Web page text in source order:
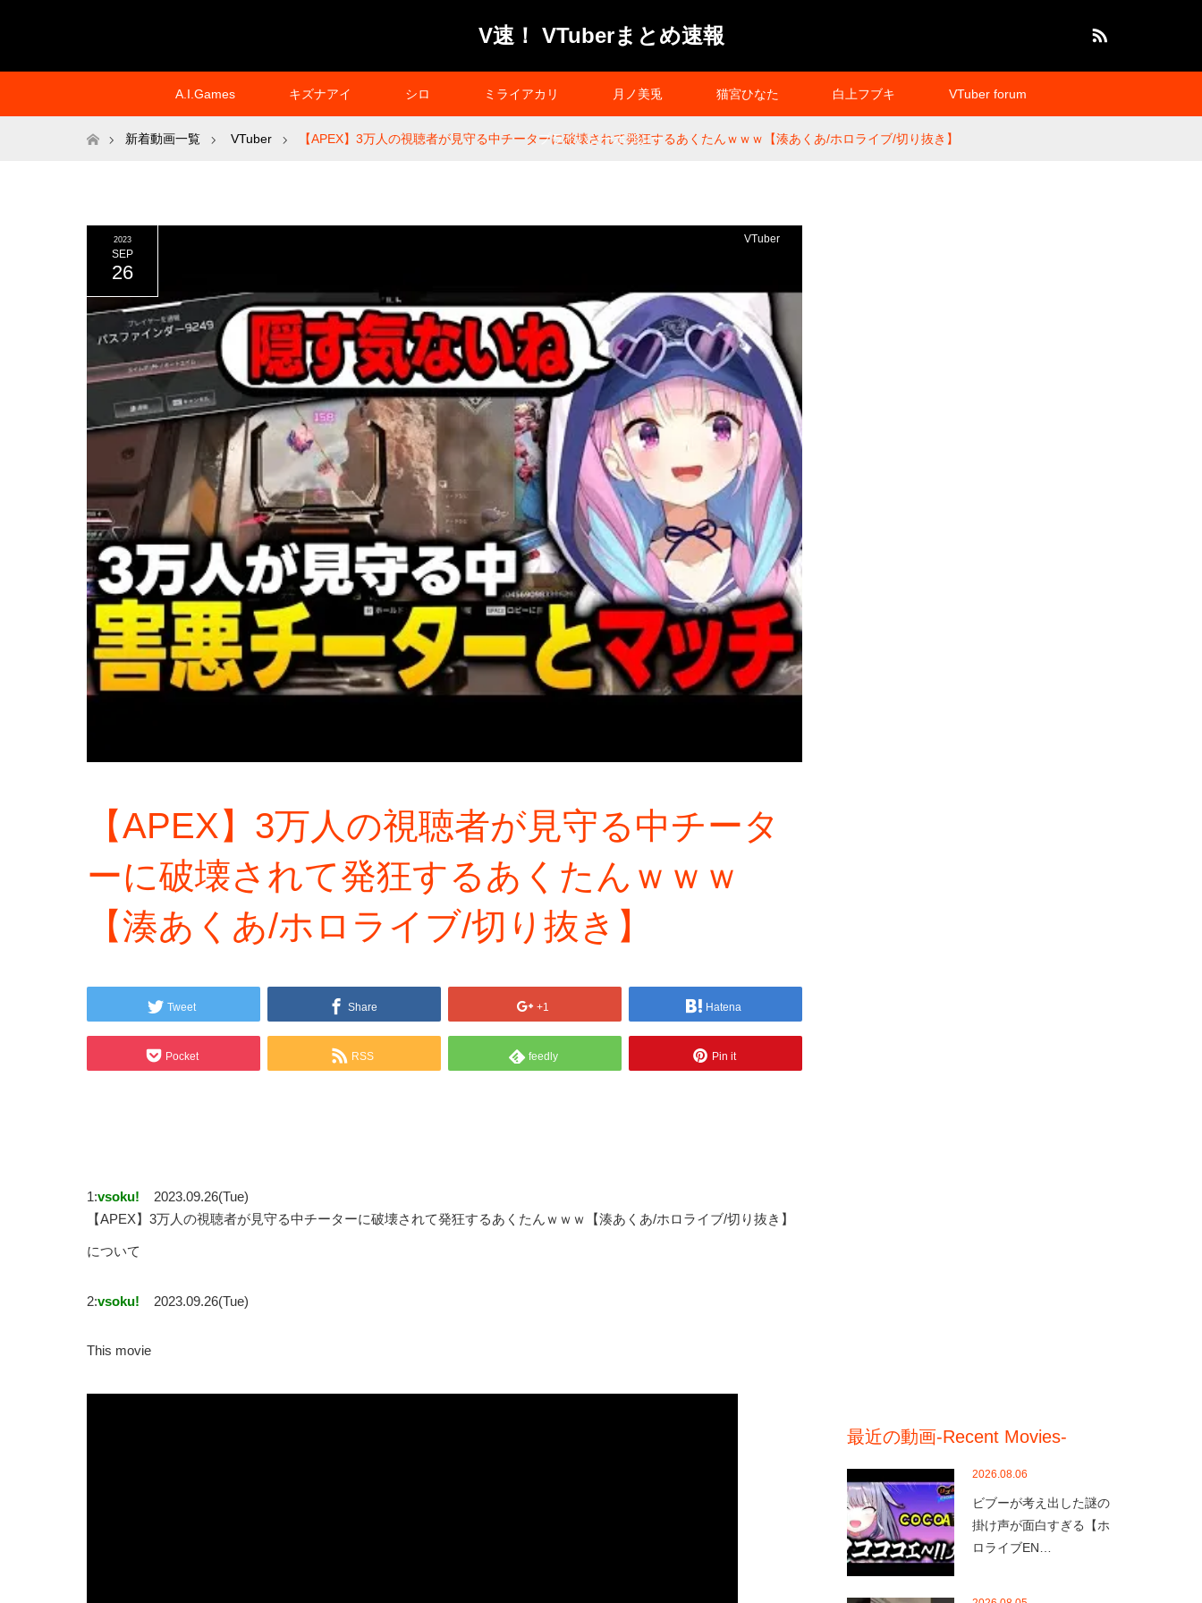
V速！ VTuberまとめ速報
A.I.Games キズナアイ シロ ミライアカリ 月ノ美兎 猫宮ひなた 白上フブキ VTuber forum
プライバシーポリシー
ホーム新着動画一覧 VTuber 【APEX】3万人の視聴者が見守る中チーターに破壊されて発狂するあくたんｗｗｗ【湊あくあ/ホロライブ/切り抜き】
2023
SEP
26
VTuber
【APEX】3万人の視聴者が見守る中チータ
ーに破壊されて発狂するあくたんｗｗｗ
【湊あくあ/ホロライブ/切り抜き】
Tweet Share +1 Hatena
Pocket RSS feedly Pin it
1:vsoku!
2023.09.26(Tue)
【APEX】3万人の視聴者が見守る中チーターに破壊されて発狂するあくたんｗｗｗ【湊あくあ/ホロライブ/切り抜き】
について
2:vsoku! 2023.09.26(Tue)
This movie
最近の動画-Recent Movies-
2026.08.06
ビブーが考え出した謎の
掛け声が面白すぎる【ホ
ロライブEN…